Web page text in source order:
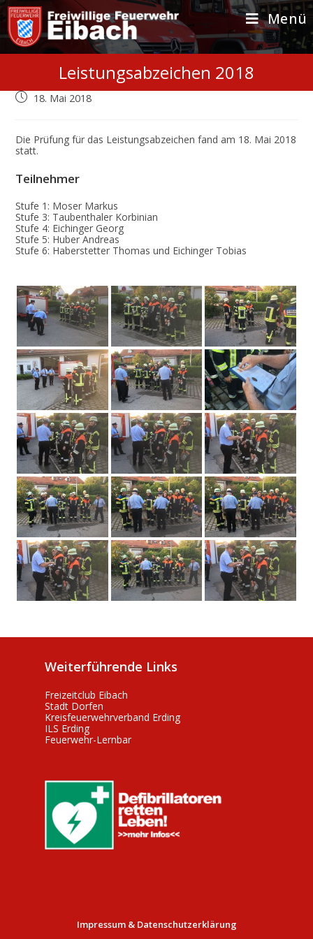
Zum
Inhalt
springen
Menü
Leistungsabzeichen 2018
Beitrag18. Mai 2018
Die Prüfung für das Leistungsabzeichen fand am 18. Mai 2018
statt.
Teilnehmer
Stufe 1: Moser Markus
Stufe 3: Taubenthaler Korbinian
Stufe 4: Eichinger Georg
Stufe 5: Huber Andreas
Stufe 6: Haberstetter Thomas und Eichinger Tobias
Weiterführende Links
Freizeitclub Eibach
Stadt Dorfen
Kreisfeuerwehrverband Erding
ILS Erding
Feuerwehr-Lernbar
Impressum & Datenschutzerklärung